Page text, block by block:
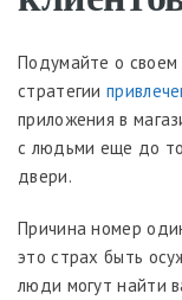
Подумайте о
стратегии
приложения в
с людьми еще до
двери.
Причина номер
это страх быть
люди могут найти